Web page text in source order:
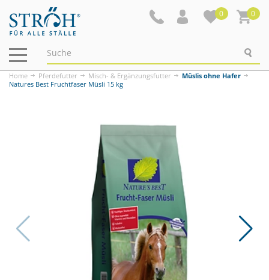
0 0
Navigation
ein-/ausblenden
Home Pferdefutter Misch- & Ergänzungsfutter
Müslis ohne Hafer
Natures Best Fruchtfaser Müsli 15 kg